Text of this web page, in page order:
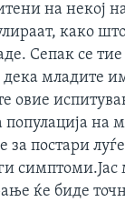
на некој
како
Сепак се
дека младите
овие
популација на
за постари
симптоми.Јас
ќе биде